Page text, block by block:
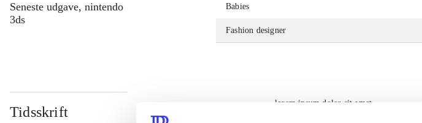
Seneste udgave, nintendo
3ds
Babies
Fashion designer
Tidsskrift
lorem ipsum dolor sit amet ...